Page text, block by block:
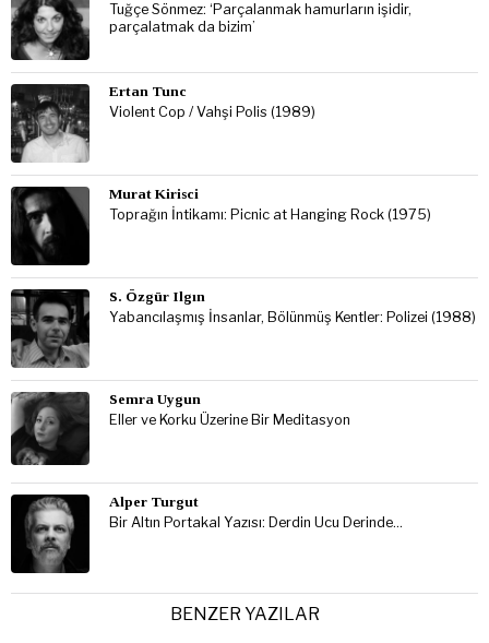
Tuğçe Sönmez: ‘Parçalanmak hamurların işidir,
parçalatmak da bizim’
Ertan Tunc
Violent Cop / Vahşi Polis (1989)
Murat Kirisci
Toprağın İntikamı: Picnic at Hanging Rock (1975)
S. Özgür Ilgın
Yabancılaşmış İnsanlar, Bölünmüş Kentler: Polizei (1988)
Semra Uygun
Eller ve Korku Üzerine Bir Meditasyon
Alper Turgut
Bir Altın Portakal Yazısı: Derdin Ucu Derinde…
BENZER YAZILAR